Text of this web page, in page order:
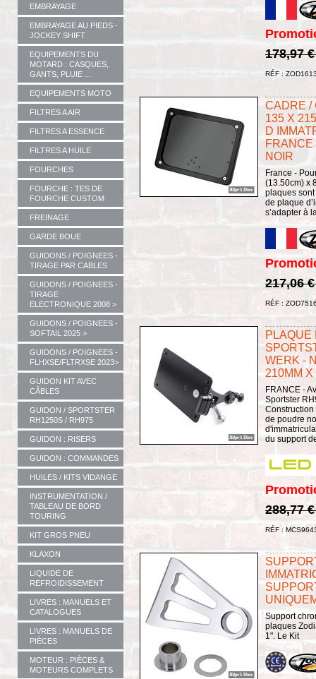
EMBRAYAGE
EMBRAYAGE AU PIEDS -
JOCKEY SHIFT
EQUIPEMENTS DU
MOTARD : CASQUES,
GANTS, PLUIE ...
EQUIPEMENTS MOTO
FILTRES A AIR
FILTRES A ESSENCE
FILTRES A HUILE
FOURCHES
FOURCHE : TES DE
FOURCHE CUSTOM
FREINAGE
GARDE BOUE
GUIDONS / POIGNEES -
TIRAGE PAR CABLES
GUIDONS / POIGNEES -
TIRAGE
ELECTRONIQUE 2008 >
GUIDONS / POIGNEES -
SOFTAIL 2025 >
GUIDONS / POIGNEES -
FLHXSE/FLTRXSE 2023>
GUIDON KIT AVEC
CÂBLES
GUIDON / SPORTSTER
RH1250S / RH975
GUIDON : RISERS
GUIDON : COMMANDES
HUILES / KITS VIDANGE
INSTRUMENTATION /
TABLEAU DE BORD
TOURING
KIT GROS PNEU
KLAXON
LIQUIDE DE
REFROIDISSEMENT
LIVRES : MANUELS ET
CATALOGUES
LIVRES : MANUELS DE
PIÈCES
MOTEUR : PIÈCES &
MOTEURS COMPLETS
178,97
RÉF :
CADRE /
135 X
D
FRANCE
NOIR
France -
(13.50cm) x
plaques
de plaque
s’adapter à
217,06
RÉF :
PLAQUE
WERK -
210MM
FRANCE -
Sportster
de poudre
du support
288,77
RÉF :
Support
plaques
1". Le Kit